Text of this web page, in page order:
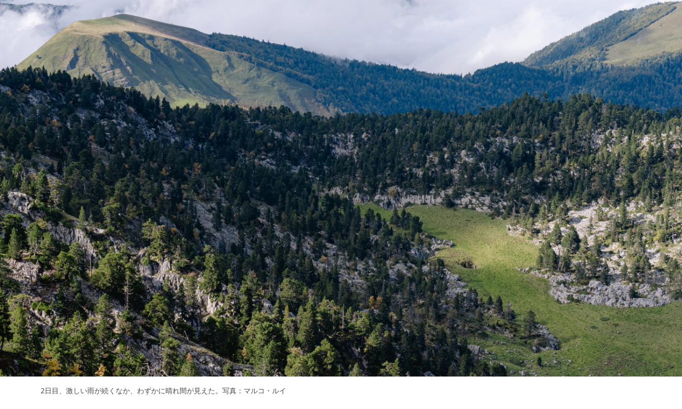
2日目、激しい雨が続くなか、わずかに晴れ間が見えた。写真：マルコ・ルイ